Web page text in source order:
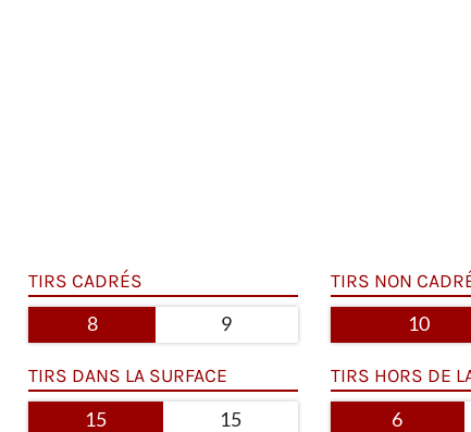
TIRS CADRÉS
8 9
TIRS NON
10
TIRS DANS LA SURFACE
15 15
TIRS HORS DE
6